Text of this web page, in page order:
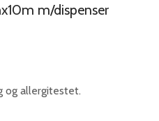
m/dispenser
og allergitestet.